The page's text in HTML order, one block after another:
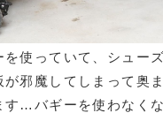
使っていて、シュー
邪魔してしまって奥
す…バギーを使わなく